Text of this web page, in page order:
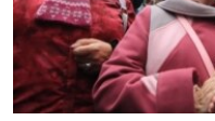
ПОБЕДИТЕЛЕЙ НЕ СУДЯТ?
КРЫМ.НЕПОКОРЕННЫЙ
ELIFBE
ПРИСОЕДИНЯЙТЕСЬ!